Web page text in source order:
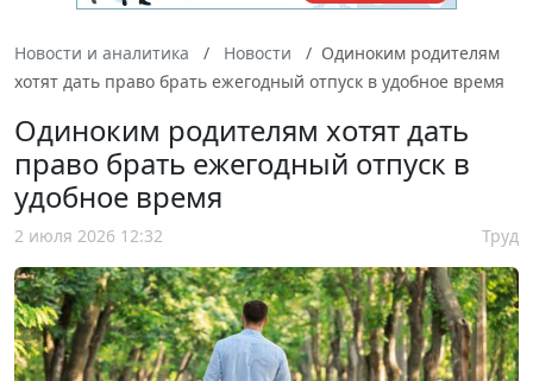
Новости и аналитика Новости
Одиноким родителям
хотят дать право брать ежегодный отпуск в удобное время
Одиноким родителям хотят дать
право брать ежегодный отпуск в
удобное время
2 июля 2026 12:32 Труд